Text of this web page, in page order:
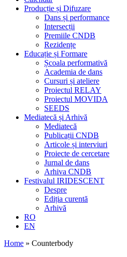
Producție și Difuzare
Dans și performance
Intersecții
Premiile CNDB
Rezidențe
Educație și Formare
Școala performativă
Academia de dans
Cursuri și ateliere
Proiectul RELAY
Proiectul MOVIDA
SEEDS
Mediatecă și Arhivă
Mediatecă
Publicații CNDB
Articole și interviuri
Proiecte de cercetare
Jurnal de dans
Arhiva CNDB
Festivalul IRIDESCENT
Despre
Ediția curentă
Arhivă
RO
EN
Home » Counterbody